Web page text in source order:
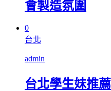
會製造氛圍
0
台北
admin
台北學生妹推